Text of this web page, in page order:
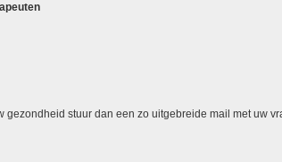
gezondheid stuur dan een zo uitgebreide mail met uw